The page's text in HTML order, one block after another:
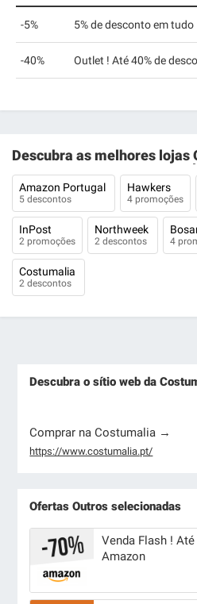
-5% 5% de desconto em tudo
-40% Outlet ! Até 40% de
Descubra as melhores lojas
Amazon Portugal
5 descontos
Hawkers
4 promoções
InPost
2 promoções
Northweek
2 descontos 4
Costumalia
2 descontos
Descubra o sítio web da
Comprar na Costumalia →
https://www.costumalia.pt/
Ofertas Outros selecionadas
Venda Flash !
Amazon